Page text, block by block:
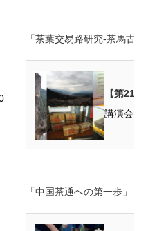
「茶葉交易路研究-茶馬古
【第21
「中国茶通への第一歩」